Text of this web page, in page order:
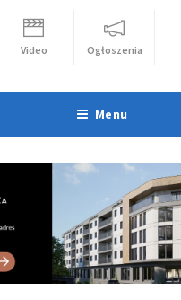
Video Ogłoszenia
Menu